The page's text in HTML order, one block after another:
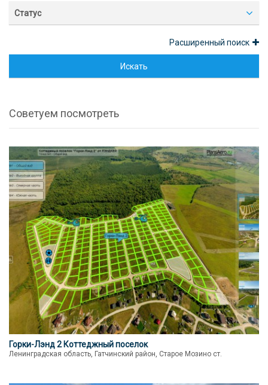
Статус
Расширенный поиск
Искать
Советуем посмотреть
Горки-Лэнд 2 Коттеджный поселок
Ленинградская область, Гатчинский район, Старое Мозино ст.